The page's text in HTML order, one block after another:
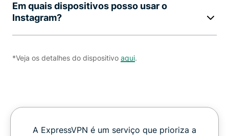
Em quais dispositivos posso usar o
Instagram?
*Veja os detalhes do dispositivo aqui.
A ExpressVPN é um serviço que prioriza a